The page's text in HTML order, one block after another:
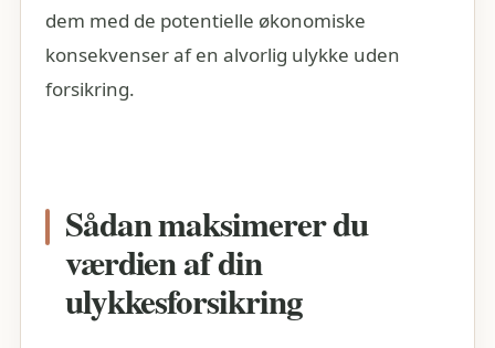
dem med de potentielle økonomiske
konsekvenser af en alvorlig ulykke uden
forsikring.
Sådan maksimerer du
værdien af din
ulykkesforsikring